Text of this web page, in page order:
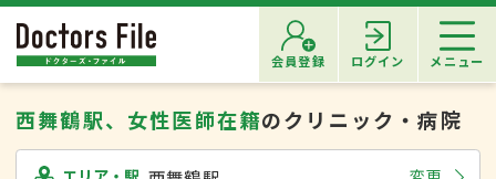
会員登録 ログイン メニュー
西舞鶴駅、女性医師在籍のクリニック・病院